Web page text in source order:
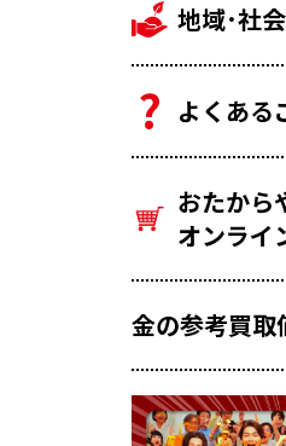
地域･社
よくある
おたから
オンライ
金の参考買取